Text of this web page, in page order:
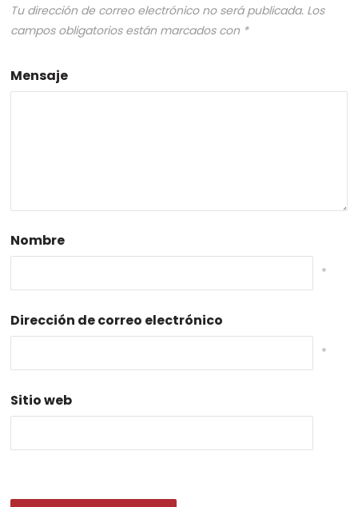
Tu dirección de correo electrónico no será publicada. Los
campos obligatorios están marcados con *
Mensaje
Nombre
*
Dirección de correo electrónico
*
Sitio web